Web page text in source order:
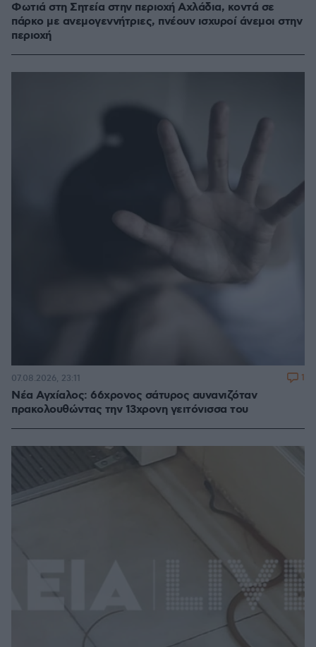
Φωτιά στη Σητεία στην περιοχή Αχλάδια, κοντά σε
πάρκο με ανεμογεννήτριες, πνέουν ισχυροί άνεμοι στην
περιοχή
Νέα Αγχίαλος: 66χρονος σάτυρος αυνανιζόταν
πρακολουθώντας την 13χρονη γειτόνισσα του
07.08.2026, 23:11 1